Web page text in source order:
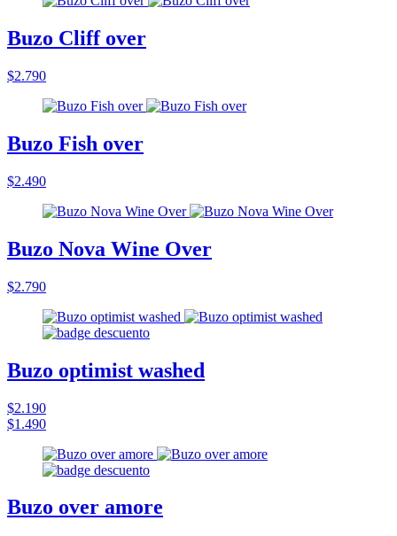
Buzo Cliff over
$2.790
Buzo Fish over
$2.490
Buzo Nova Wine Over
$2.790
Buzo optimist washed
$2.190
$1.490
Buzo over amore